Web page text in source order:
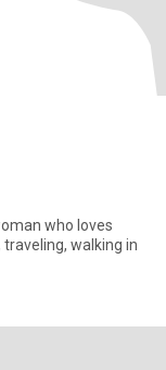
who loves
walking in